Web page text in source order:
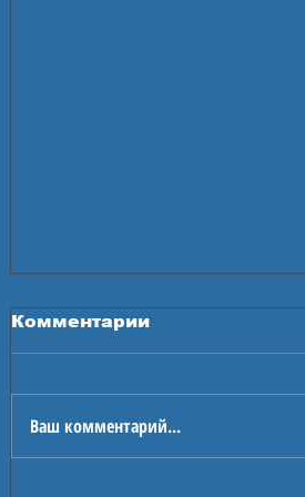
Комментарии
Ваш комментарий...